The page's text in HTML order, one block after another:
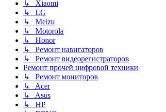
↳ Xiaomi
↳ LG
↳ Meizu
↳ Motorola
↳ Honor
↳ Ремонт навигаторов
↳ Ремонт видеорегистраторов
Ремонт прочей цифровой техники
↳ Ремонт мониторов
↳ Acer
↳ Asus
↳ HP